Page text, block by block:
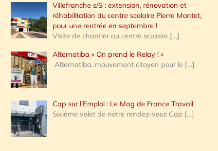
Villefranche s/S : extension, rénovation et
réhabilitation du centre scolaire Pierre Montet,
pour une rentrée en septembre !
Visite de chantier au centre scolaire […]
Alternatiba « On prend le Relay ! »
Alternatiba, mouvement citoyen pour le […]
Cap sur l’Emploi : Le Mag de France Travail
Sixième volet de notre rendez-vous Cap […]